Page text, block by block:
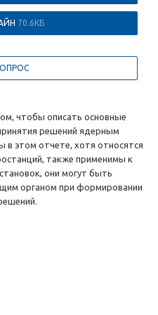
70.6КБ
чтобы описать основные
решений ядерным
в этом отчете, хотя относятся
также применимы к
они могут быть
органом при формировании